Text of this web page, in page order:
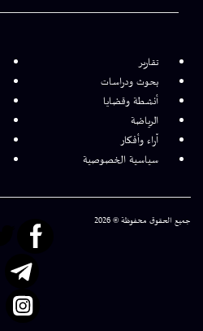
تقارير
بحوث ودراسات
أنشطة وقضايا
الرياضة
آراء وأفكار
سياسية الخصوصية
جميع الحقوق محفوظة © 2026